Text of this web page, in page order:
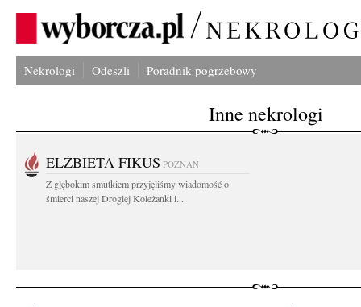
Nekrologi Odeszli Poradnik pogrzebowy
Inne nekrologi
ELŻBIETA FIKUS POZNAŃ
Z głębokim smutkiem przyjęliśmy wiadomość o
śmierci naszej Drogiej Koleżanki i...